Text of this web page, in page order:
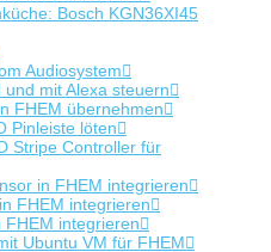
Bosch KGN36XI45
Audiosystem
mit Alexa steuern
FHEM übernehmen
Pinleiste löten
Stripe Controller für
in FHEM integrieren
FHEM integrieren
FHEM integrieren
Ubuntu VM für FHEM